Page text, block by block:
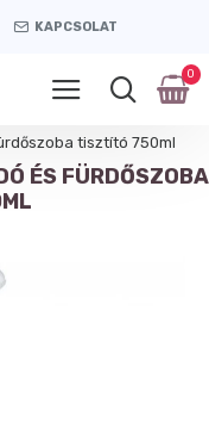
KAPCSOLAT
0
tisztító 750ml
ÉS FÜRDŐSZOBA